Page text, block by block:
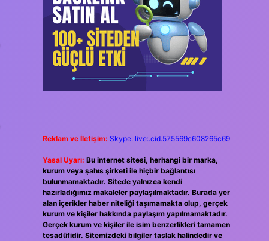
Reklam ve İletişim: Skype: live:.cid.575569c608265c69
Yasal Uyarı: Bu internet sitesi, herhangi bir marka,
kurum veya şahıs şirketi ile hiçbir bağlantısı
bulunmamaktadır. Sitede yalnızca kendi
hazırladığımız makaleler paylaşılmaktadır. Burada yer
alan içerikler haber niteliği taşımamakta olup, gerçek
kurum ve kişiler hakkında paylaşım yapılmamaktadır.
Gerçek kurum ve kişiler ile isim benzerlikleri tamamen
tesadüfidir. Sitemizdeki bilgiler taslak halindedir ve